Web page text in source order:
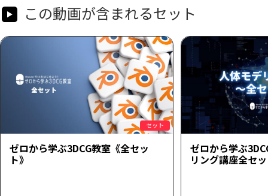
この動画が含まれるセット
セット
ゼロから学ぶ3DCG教室《全セッ
ト》
ゼロから学ぶ
リング講座全セ